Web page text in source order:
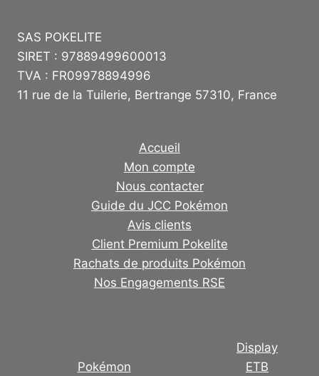
SAS POKELITE
SIRET : 97889499600013
TVA : FR09978894996
11 rue de la Tuilerie, Bertrange 57310, France
Accueil
Mon compte
Nous contacter
Guide du JCC Pokémon
Avis clients
Client Premium Pokelite
Rachats de produits Pokémon
Nos Engagements RSE
Pokémon
Display
ETB